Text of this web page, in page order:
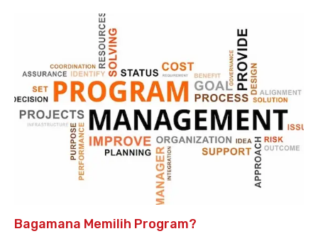
Bagamana Memilih Program?